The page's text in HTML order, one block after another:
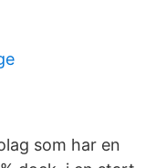
som har en